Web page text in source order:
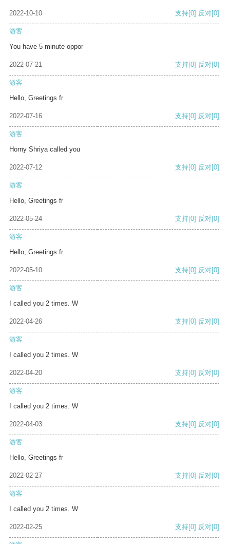
2022-10-10 支持[0] 反对[0]
游客
You have 5 minute oppor
2022-07-21 支持[0] 反对[0]
游客
Hello, Greetings fr
2022-07-16 支持[0] 反对[0]
游客
Horny Shriya called you
2022-07-12 支持[0] 反对[0]
游客
Hello, Greetings fr
2022-05-24 支持[0] 反对[0]
游客
Hello, Greetings fr
2022-05-10 支持[0] 反对[0]
游客
I called you 2 times. W
2022-04-26 支持[0] 反对[0]
游客
I called you 2 times. W
2022-04-20 支持[0] 反对[0]
游客
I called you 2 times. W
2022-04-03 支持[0] 反对[0]
游客
Hello, Greetings fr
2022-02-27 支持[0] 反对[0]
游客
I called you 2 times. W
2022-02-25 支持[0] 反对[0]